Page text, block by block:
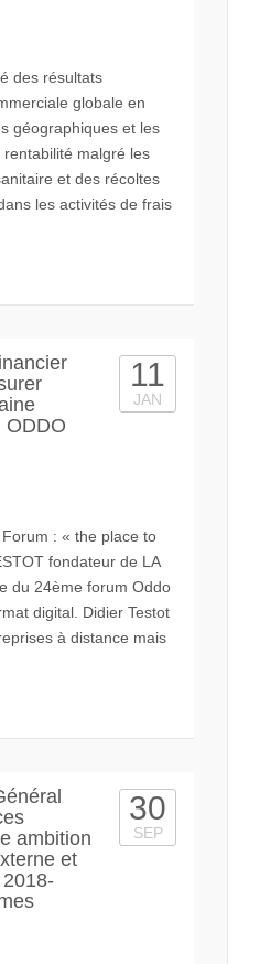
des résultats
globale en
géographiques et les
rentabilité malgré les
et des récoltes
les activités de frais
ODDO
11
JAN
: « the place to
fondateur de LA
du 24ème forum Oddo
digital. Didier Testot
à distance mais
ambition
et
30
SEP